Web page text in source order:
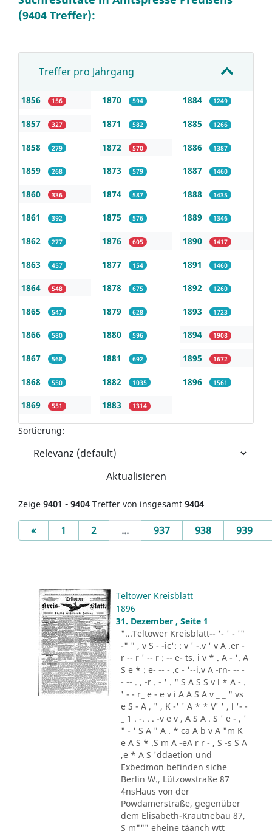
(9404 Treffer):
Treffer pro Jahrgang
1856 156
1857 327
1858 279
1859 268
1860 336
1861 392
1862 277
1863 457
1864 548
1865 547
1866 580
1867 568
1868 550
1869 551
1870 594
1871 582
1872 570
1873 579
1874 587
1875 576
1876 605
1877 154
1878 675
1879 628
1880 596
1881 692
1882 1035
1883 1314
1884 1249
1885 1266
1886 1387
1887 1460
1888 1435
1889 1346
1890 1417
1891 1460
1892 1260
1893 1723
1894 1908
1895 1672
1896 1561
Sortierung:
Aktualisieren
Zeige 9401 - 9404 Treffer von insgesamt 9404
«Previous
1 2 ... 937 938 939
Teltower Kreisblatt
1896
31. Dezember , Seite 1
"...Teltower Kreisblatt-- '- ' - '"
-" " , v S - -ic': : v ' -.v ' v A .er -
r -- r ' -- r : -- e- ts. i v * . A - '. A
S e * : e- -- - .c - '--i.v A -rn- -- -
- -- . , -r . - ' . " S A S S v l * A - .
' - - r_ e - e v i A A S A v _ _ " vs
e S - A , " , K -' ' A * * V' ' , l '- -
_ 1 . -. . . -v e v , A S A . S ' e - , '
" - ' S A " A . * ca A b v A "m K
e A S * .S m A -eA r r - , S -s S A
,e * A S 'ddaetion und
Exbedmon befinden siche
Berlin W., Lützowstraße 87
4nsHaus von der
Powdamerstraße, gegenüber
dem Elisabeth-Krautnebau 87,
S m""" eheine täanch wtt